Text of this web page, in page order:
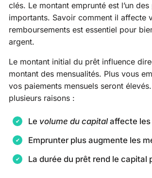
clés. Le montant emprunté est l’un des
importants. Savoir comment il affecte
remboursements est essentiel pour
argent.
Le montant initial du prêt influence
montant des mensualités. Plus vous
vos paiements mensuels seront
plusieurs raisons :
Le volume du capitalaffecte les
Emprunter plus augmente les
La durée du prêt rend le capital